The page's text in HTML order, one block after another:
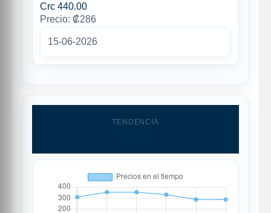
Crc 440.00
Precio: ₡286
15-06-2026
TENDENCIA